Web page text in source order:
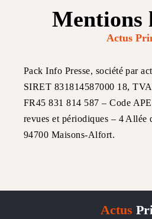
Mentions
Actus
Pack Info Presse, société par
SIRET 831814587000 18,
FR45 831 814 587 – Code
revues et périodiques – 4 Allée
94700 Maisons-Alfort.
Actus